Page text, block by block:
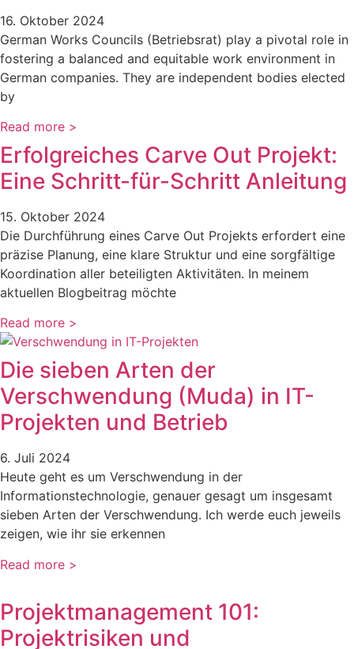
16. Oktober 2024
German Works Councils (Betriebsrat) play a pivotal role in
fostering a balanced and equitable work environment in
German companies. They are independent bodies elected
by
Read more >
Erfolgreiches Carve Out Projekt:
Eine Schritt-für-Schritt Anleitung
15. Oktober 2024
Die Durchführung eines Carve Out Projekts erfordert eine
präzise Planung, eine klare Struktur und eine sorgfältige
Koordination aller beteiligten Aktivitäten. In meinem
aktuellen Blogbeitrag möchte
Read more >
Die sieben Arten der
Verschwendung (Muda) in IT-
Projekten und Betrieb
6. Juli 2024
Heute geht es um Verschwendung in der
Informationstechnologie, genauer gesagt um insgesamt
sieben Arten der Verschwendung. Ich werde euch jeweils
zeigen, wie ihr sie erkennen
Read more >
Projektmanagement 101:
Projektrisiken und